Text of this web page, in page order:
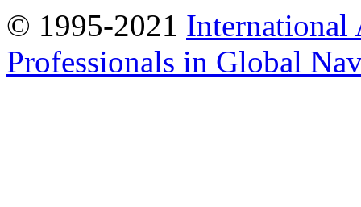
© 1995-2021 International
Professionals in Global